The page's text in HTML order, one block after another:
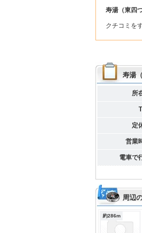
寿湯（東四
クチコミを
寿湯
所
定
営業
電車で
周辺
約286m